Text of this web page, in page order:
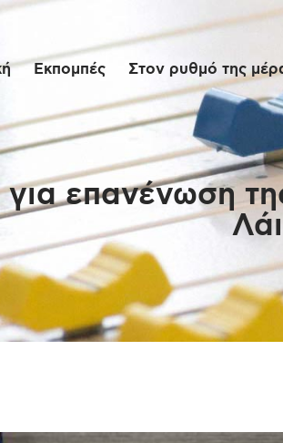
Εκπομπές Στον ρυθμό της
επανένωση
Αρχική
Εκπομπές
Στον ρυθμό
μέρας
Ένθετα
Links
Επικοινωνία